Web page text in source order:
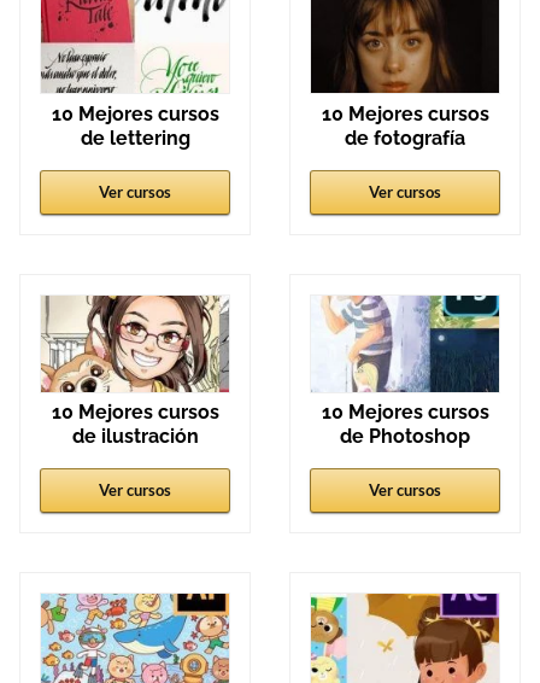
10 Mejores cursos
de lettering
Ver cursos
10 Mejores cursos
de fotografía
Ver cursos
10 Mejores cursos
de ilustración
Ver cursos
10 Mejores cursos
de Photoshop
Ver cursos